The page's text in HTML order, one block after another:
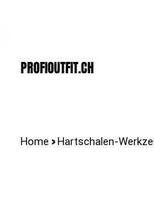
PROFIOUTFIT.cH
Home >Hartschalen-